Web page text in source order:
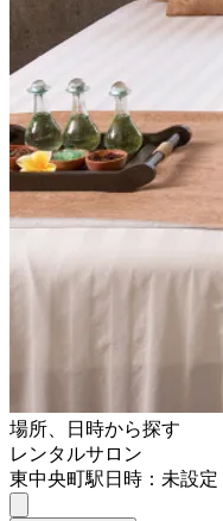
場所、日時から探す
レンタルサロン
東中央町駅日時：未設定